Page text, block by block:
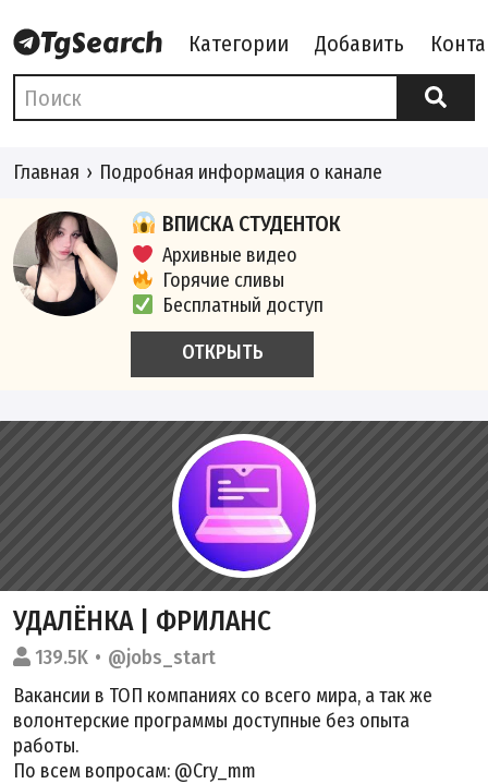
Категории Добавить
Главная Подробная информация о канале
ВПИСКА СТУДЕНТОК
Архивные видео
Горячие сливы
Бесплатный доступ
ОТКРЫТЬ
УДАЛЁНКА | ФРИЛАНС
139.5K
@jobs_start
Вакансии в ТОП компаниях cо всего мира, а так же
волонтерские программы доступные без опыта
работы.
По всем вопросам: @Cry_mm